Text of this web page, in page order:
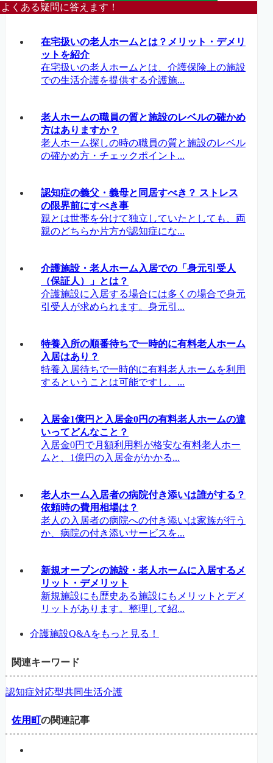
よくある疑問に答えます！
在宅扱いの老人ホームとは？メリット・デメリ
ットを紹介
在宅扱いの老人ホームとは、介護保険上の施設
での生活介護を提供する介護施...
老人ホームの職員の質と施設のレベルの確かめ
方はありますか？
老人ホーム探しの時の職員の質と施設のレベル
の確かめ方・チェックポイント...
認知症の義父・義母と同居すべき？ ストレス
の限界前にすべき事
親とは世帯を分けて独立していたとしても、両
親のどちらか片方が認知症にな...
介護施設・老人ホーム入居での「身元引受人
（保証人）」とは？
介護施設に入居する場合には多くの場合で身元
引受人が求められます。身元引...
特養入所の順番待ちで一時的に有料老人ホーム
入居はあり？
特養入居待ちで一時的に有料老人ホームを利用
するということは可能ですし、...
入居金1億円と入居金0円の有料老人ホームの違
いってどんなこと？
入居金0円で月額利用料が格安な有料老人ホー
ムと、1億円の入居金がかかる...
老人ホーム入居者の病院付き添いは誰がする？
依頼時の費用相場は？
老人の入居者の病院への付き添いは家族が行う
か、病院の付き添いサービスを...
新規オープンの施設・老人ホームに入居するメ
リット・デメリット
新規施設にも歴史ある施設にもメリットとデメ
リットがあります。整理して紹...
介護施設Q&Aをもっと見る！
関連キーワード
認知症対応型共同生活介護
佐用町の関連記事